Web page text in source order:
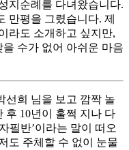
지순례를 다녀왔습니다.
만평을 그렸습니다. 제
라도 소개하고 싶지만,
수가 없어 아쉬운 마음
선희 님을 보고 깜짝 놀
후 10년이 훌쩍 지나 다
필반’이라는 말이 떠오
도 주체할 수 없이 눈물